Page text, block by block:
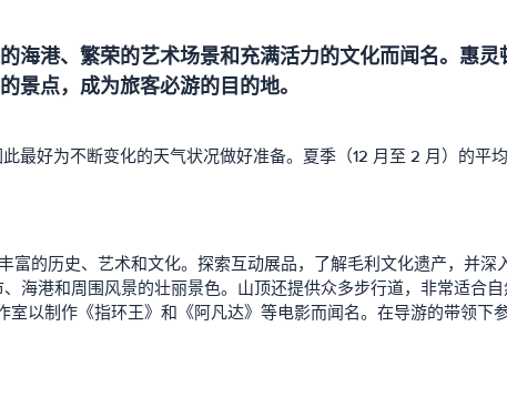
海港、繁荣的艺术场景和充满活力的文化而闻名。惠
景点，成为旅客必游的目的地。
好为不断变化的天气状况做好准备。夏季（12 月至 2 月）的平
的历史、艺术和文化。探索互动展品，了解毛利文化遗产，并深
港和周围风景的壮丽景色。山顶还提供众多步行道，非常适合自
以制作《指环王》和《阿凡达》等电影而闻名。在导游的带领下